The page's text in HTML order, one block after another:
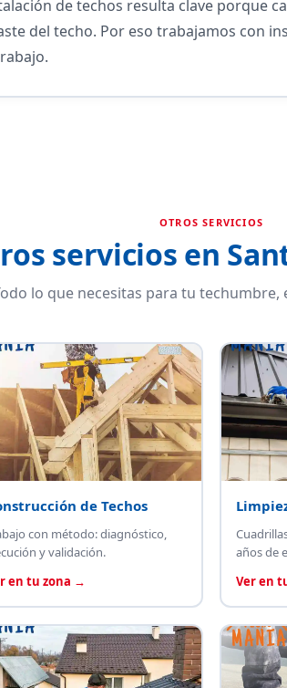
de techos resulta clave porque
del techo. Por eso trabajamos con
OTROS SERVICIOS
servicios en
lo que necesitas para tu techumbre,
de Techos
con método: diagnóstico,
y validación.
en tu zona →
años de
Ver en